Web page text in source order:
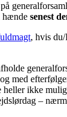
hænde senest
, hvis
med
ikke
–